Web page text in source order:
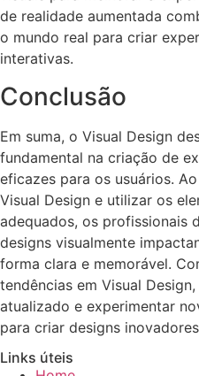
de realidade aumentada
o mundo real para criar
interativas.
Conclusão
Em suma, o Visual Design
fundamental na criação de
eficazes para os usuários.
Visual Design e utilizar os
adequados, os profissionais
designs visualmente
forma clara e memorável.
tendências em Visual
atualizado e experimentar
para criar designs
Links úteis